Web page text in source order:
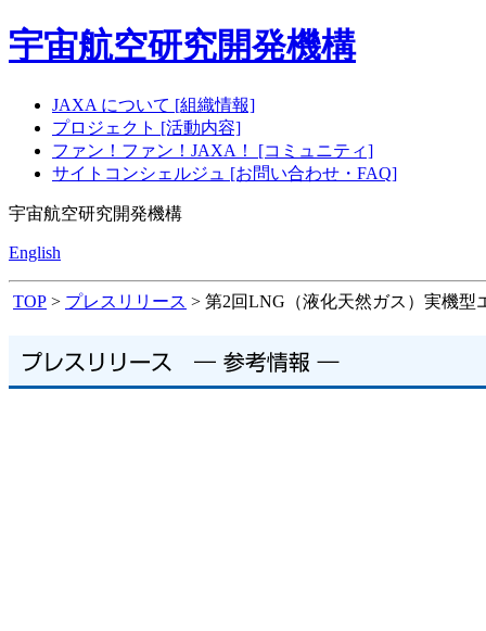
宇宙航空研究開発機構
JAXA について [組織情報]
プロジェクト [活動内容]
ファン！ファン！JAXA！ [コミュニティ]
サイトコンシェルジュ [お問い合わせ・FAQ]
宇宙航空研究開発機構
English
TOP > プレスリリース > 第2回LNG（液化天然ガス）実機型